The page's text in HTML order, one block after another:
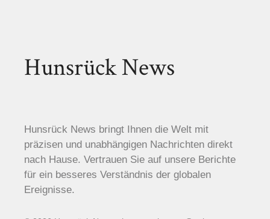
Hunsrück News
Hunsrück News bringt Ihnen die Welt mit
präzisen und unabhängigen Nachrichten direkt
nach Hause. Vertrauen Sie auf unsere Berichte
für ein besseres Verständnis der globalen
Ereignisse.